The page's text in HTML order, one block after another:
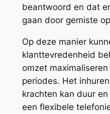
beantwoord en dat
gaan door gemiste
Op deze manier
klanttevredenheid
omzet
periodes. Het
krachten kan duur
een flexibele